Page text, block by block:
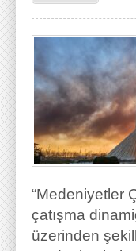
“Medeniyetler
çatışma
üzerinden